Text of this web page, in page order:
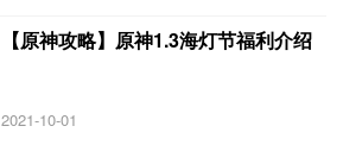
【原神攻略】原神1.3海灯节福利介绍
2021-10-01